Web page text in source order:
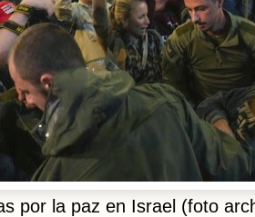
la paz en Israel (foto